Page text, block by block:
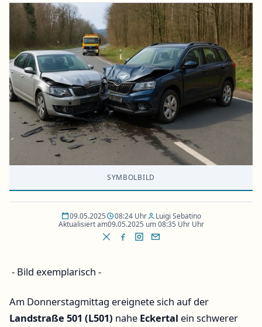
SYMBOLBILD
09.05.2025 08:24 Uhr
Luigi Sebatino
Aktualisiert am09.05.2025 um 08:35 Uhr Uhr
- Bild exemplarisch -
Am Donnerstagmittag ereignete sich auf der
Landstraße 501 (L501) nahe Eckertal ein schwerer